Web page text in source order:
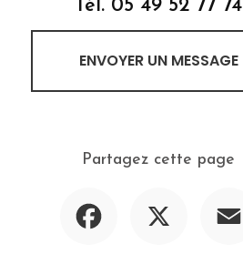
Tél. 05 49 52 77 74
ENVOYER UN MESSAGE
Partagez cette page